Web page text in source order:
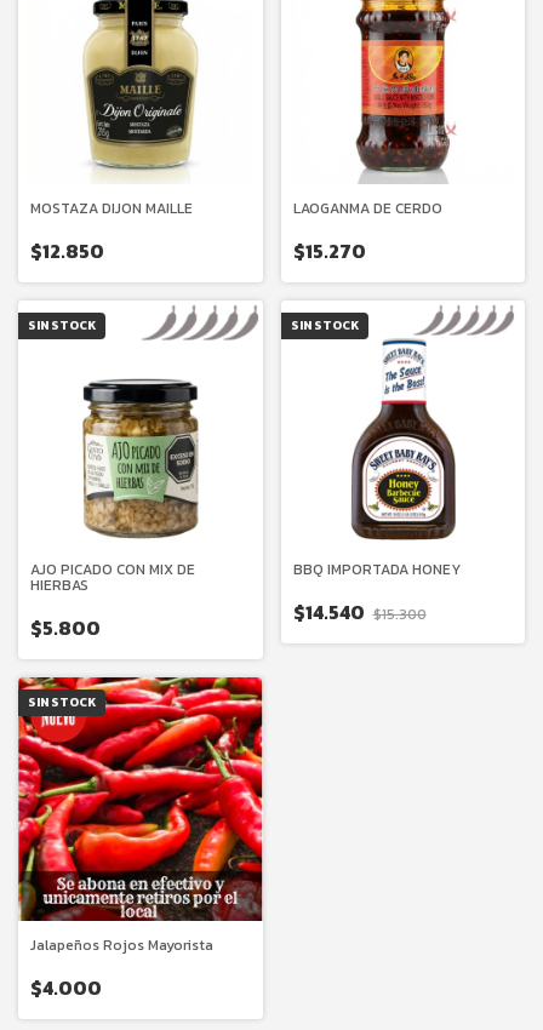
MOSTAZA DIJON MAILLE
$12.850
LAOGANMA DE CERDO
$15.270
SIN STOCK
AJO PICADO CON MIX DE
HIERBAS
$5.800
SIN STOCK
BBQ IMPORTADA HONEY
$14.540 $15.300
SIN STOCK
Jalapeños Rojos Mayorista
$4.000